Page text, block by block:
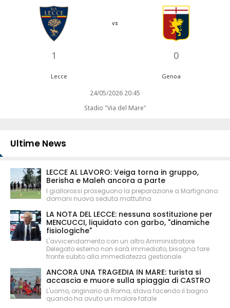
1
vs
0
Lecce Genoa
24/05/2026 20:45
Stadio "Via del Mare"
Ultime News
LECCE AL LAVORO: Veiga torna in gruppo,
Berisha e Maleh ancora a parte
I giallorossi proseguono la preparazione a Martignano:
domani nuova seduta mattutina
LA NOTA DEL LECCE: nessuna sostituzione per
MENCUCCI, liquidato con garbo, "dinamiche
fisiologiche"
L'avvicendamento con un altro Amministratore
Delegato esterno non sarà immediato, bisogna fare
fronte subito alla immediatezza gestionale
ANCORA UNA TRAGEDIA IN MARE: turista si
accascia e muore sulla spiaggia di CASTRO
L'uomo, originario di Roma, stava facendo il bagno
quando ha avuto un malore fatale